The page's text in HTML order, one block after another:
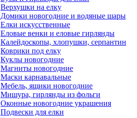
Верхушки на елку
Домики новогодние и водяные шары
Елки искусственные
Еловые венки и еловые гирлянды
Калейдоскопы, хлопушки, серпантин
Коврики под елку
Куклы новогодние
Магниты новогодние
Маски карнавальные
Мебель, ящики новогодние
Мишура, гирлянды из фольги
Оконные новогодние украшения
Подвески для елки